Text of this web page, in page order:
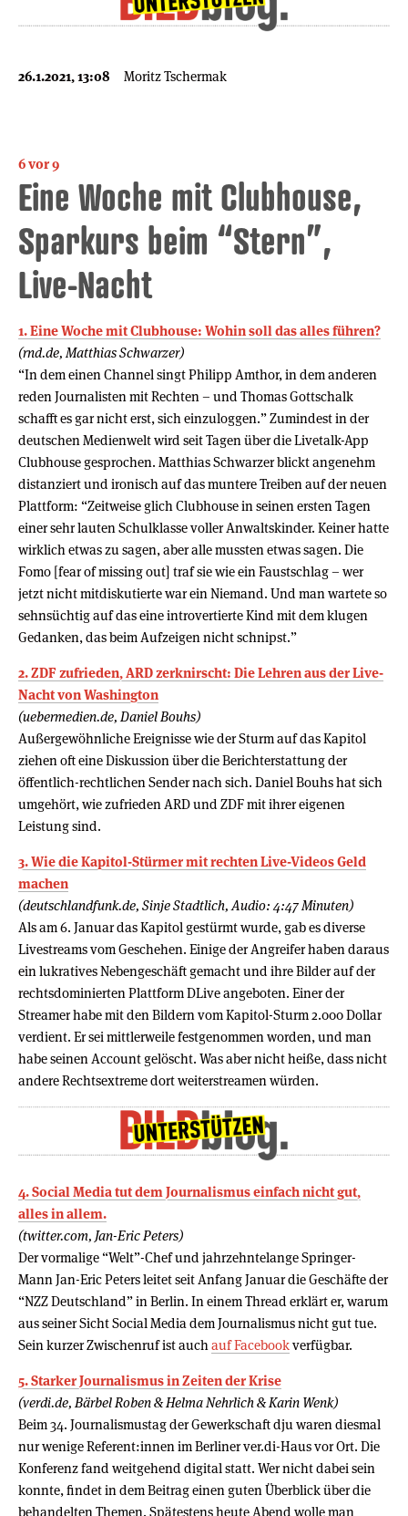
26.1.2021, 13:08 Moritz Tschermak
6 vor 9
Eine Woche mit Clubhouse,
Sparkurs beim “Stern”,
Live-Nacht
1. Eine Woche mit Clubhouse: Wohin soll das alles führen?
(rnd.de, Matthias Schwarzer)
“In dem einen Channel singt Philipp Amthor, in dem anderen
reden Journalisten mit Rechten – und Thomas Gottschalk
schafft es gar nicht erst, sich einzuloggen.” Zumindest in der
deutschen Medienwelt wird seit Tagen über die Livetalk-App
Clubhouse gesprochen. Matthias Schwarzer blickt angenehm
distanziert und ironisch auf das muntere Treiben auf der neuen
Plattform: “Zeitweise glich Clubhouse in seinen ersten Tagen
einer sehr lauten Schulklasse voller Anwaltskinder. Keiner hatte
wirklich etwas zu sagen, aber alle mussten etwas sagen. Die
Fomo [fear of missing out] traf sie wie ein Faustschlag – wer
jetzt nicht mitdiskutierte war ein Niemand. Und man wartete so
sehnsüchtig auf das eine introvertierte Kind mit dem klugen
Gedanken, das beim Aufzeigen nicht schnipst.”
2. ZDF zufrieden, ARD zerknirscht: Die Lehren aus der Live-
Nacht von Washington
(uebermedien.de, Daniel Bouhs)
Außergewöhnliche Ereignisse wie der Sturm auf das Kapitol
ziehen oft eine Diskussion über die Berichterstattung der
öffentlich-rechtlichen Sender nach sich. Daniel Bouhs hat sich
umgehört, wie zufrieden ARD und ZDF mit ihrer eigenen
Leistung sind.
3. Wie die Kapitol-Stürmer mit rechten Live-Videos Geld
machen
(deutschlandfunk.de, Sinje Stadtlich, Audio: 4:47 Minuten)
Als am 6. Januar das Kapitol gestürmt wurde, gab es diverse
Livestreams vom Geschehen. Einige der Angreifer haben daraus
ein lukratives Nebengeschäft gemacht und ihre Bilder auf der
rechtsdominierten Plattform DLive angeboten. Einer der
Streamer habe mit den Bildern vom Kapitol-Sturm 2.000 Dollar
verdient. Er sei mittlerweile festgenommen worden, und man
habe seinen Account gelöscht. Was aber nicht heiße, dass nicht
andere Rechtsextreme dort weiterstreamen würden.
4. Social Media tut dem Journalismus einfach nicht gut,
alles in allem.
(twitter.com, Jan-Eric Peters)
Der vormalige “Welt”-Chef und jahrzehntelange Springer-
Mann Jan-Eric Peters leitet seit Anfang Januar die Geschäfte der
“NZZ Deutschland” in Berlin. In einem Thread erklärt er, warum
aus seiner Sicht Social Media dem Journalismus nicht gut tue.
Sein kurzer Zwischenruf ist auchauf Facebookverfügbar.
5. Starker Journalismus in Zeiten der Krise
(verdi.de, Bärbel Roben & Helma Nehrlich & Karin Wenk)
Beim 34. Journalismustag der Gewerkschaft dju waren diesmal
nur wenige Referent:innen im Berliner ver.di-Haus vor Ort. Die
Konferenz fand weitgehend digital statt. Wer nicht dabei sein
konnte, findet in dem Beitrag einen guten Überblick über die
behandelten Themen. Spätestens heute Abend wolle man